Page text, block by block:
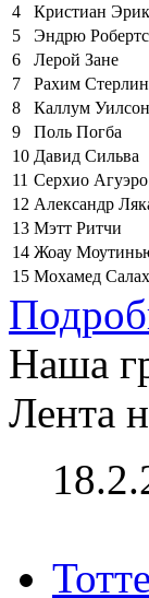
4
Кристиан
5
Эндрю
6
Лерой Зане
7
Рахим
8
Каллум Уилсон
9
Поль Погба
10 Давид Сильва
11 Серхио Агуэро
12 Александр
13 Мэтт Ритчи
14 Жоау
15 Мохамед Салах
Наша
Лента